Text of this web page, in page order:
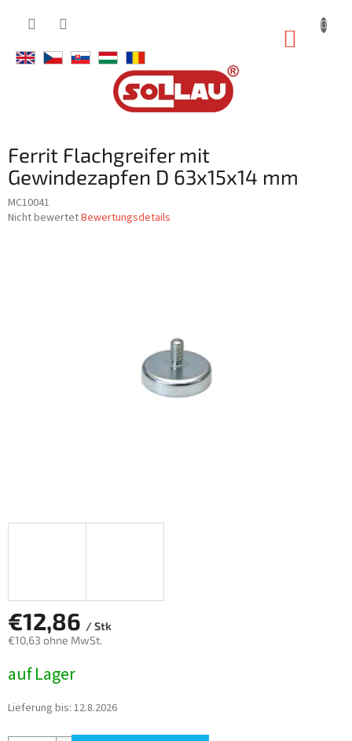
Ferrit Flachgreifer mit
Gewindezapfen D 63x15x14 mm
MC10041
Die
Nicht bewertetBewertungsdetails
€12,86 / Stk
€10,63 ohne MwSt.
auf Lager
Lieferung bis: 12.8.2026